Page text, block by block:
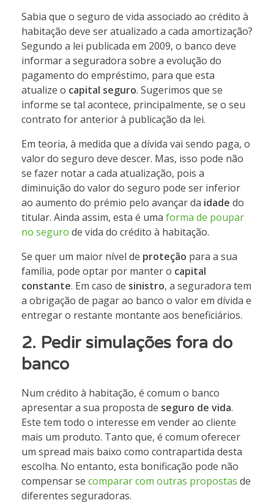
Sabia que o seguro de vida associado ao crédito à
habitação deve ser atualizado a cada amortização?
Segundo a lei publicada em 2009, o banco deve
informar a seguradora sobre a evolução do
pagamento do empréstimo, para que esta
atualize o capital seguro. Sugerimos que se
informe se tal acontece, principalmente, se o seu
contrato for anterior à publicação da lei.
Em teoria, à medida que a dívida vai sendo paga, o
valor do seguro deve descer. Mas, isso pode não
se fazer notar a cada atualização, pois a
diminuição do valor do seguro pode ser inferior
ao aumento do prémio pelo avançar da idade do
titular. Ainda assim, esta é uma forma de poupar
no seguro de vida do crédito à habitação.
Se quer um maior nível de proteção para a sua
família, pode optar por manter o capital
constante. Em caso de sinistro, a seguradora tem
a obrigação de pagar ao banco o valor em dívida e
entregar o restante montante aos beneficiários.
2. Pedir simulações fora do
banco
Num crédito à habitação, é comum o banco
apresentar a sua proposta de seguro de vida.
Este tem todo o interesse em vender ao cliente
mais um produto. Tanto que, é comum oferecer
um spread mais baixo como contrapartida desta
escolha. No entanto, esta bonificação pode não
compensar se comparar com outras propostas de
diferentes seguradoras.